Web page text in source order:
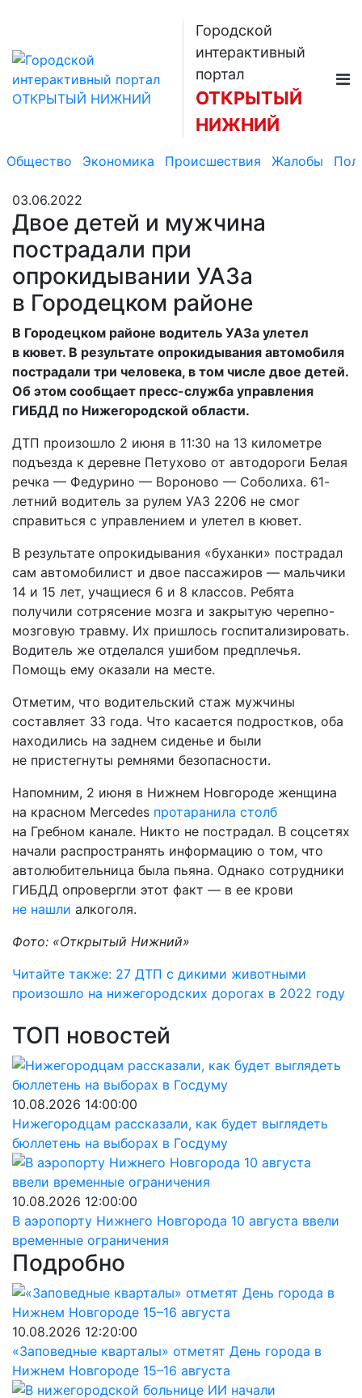
Городской
интерактивный
портал
ОТКРЫТЫЙ
НИЖНИЙ
Общество Экономика Происшествия Жалобы
03.06.2022
Двое детей и мужчина
пострадали при
опрокидывании УАЗа
в Городецком районе
В Городецком районе водитель УАЗа улетел
в кювет. В результате опрокидывания автомобиля
пострадали три человека, в том числе двое детей.
Об этом сообщает пресс-служба управления
ГИБДД по Нижегородской области.
ДТП произошло 2 июня в 11:30 на 13 километре
подъезда к деревне Петухово от автодороги Белая
речка — Федурино — Вороново — Соболиха. 61-
летний водитель за рулем УАЗ 2206 не смог
справиться с управлением и улетел в кювет.
В результате опрокидывания «буханки» пострадал
сам автомобилист и двое пассажиров — мальчики
14 и 15 лет, учащиеся 6 и 8 классов. Ребята
получили сотрясение мозга и закрытую черепно-
мозговую травму. Их пришлось госпитализировать.
Водитель же отделался ушибом предплечья.
Помощь ему оказали на месте.
Отметим, что водительский стаж мужчины
составляет 33 года. Что касается подростков, оба
находились на заднем сиденье и были
не пристегнуты ремнями безопасности.
Напомним, 2 июня в Нижнем Новгороде женщина
на красном Mercedes протаранила столб
на Гребном канале. Никто не пострадал. В соцсетях
начали распространять информацию о том, что
автолюбительница была пьяна. Однако сотрудники
ГИБДД опровергли этот факт — в ее крови
не нашли алкоголя.
Фото: «Открытый Нижний»
Читайте также: 27 ДТП с дикими животными
произошло на нижегородских дорогах в 2022 году
ТОП новостей
10.08.2026 14:00:00
Нижегородцам рассказали, как будет выглядеть
бюллетень на выборах в Госдуму
10.08.2026 12:00:00
В аэропорту Нижнего Новгорода 10 августа ввели
временные ограничения
Подробно
10.08.2026 12:20:00
«Заповедные кварталы» отметят День города в
Нижнем Новгороде 15–16 августа